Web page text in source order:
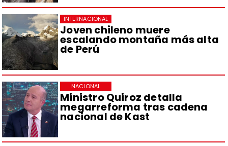
Joven chileno muere
escalando montaña más alta
de Perú
INTERNACIONAL
Ministro Quiroz detalla
megarreforma tras cadena
nacional de Kast
NACIONAL